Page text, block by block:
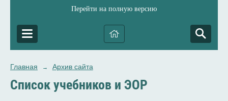
Перейти на полную версию
Главная → Архив сайта
Список учебников и ЭОР